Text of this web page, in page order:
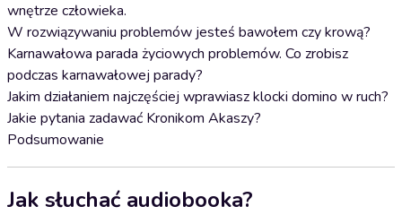
wnętrze człowieka.
W rozwiązywaniu problemów jesteś bawołem czy krową?
Karnawałowa parada życiowych problemów. Co zrobisz
podczas karnawałowej parady?
Jakim działaniem najczęściej wprawiasz klocki domino w ruch?
Jakie pytania zadawać Kronikom Akaszy?
Podsumowanie
Jak słuchać audiobooka?